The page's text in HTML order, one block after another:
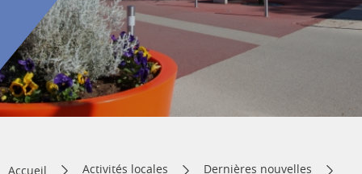
Accueil Activités locales
Dernières nouvelles